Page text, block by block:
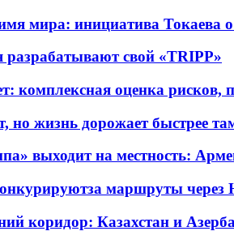
мира: инициатива Токаева
свой «TRIPP»
комплексная оценка рисков,
но жизнь дорожает быстрее
выходит на местность:
маршруты
коридор: Казахстан и